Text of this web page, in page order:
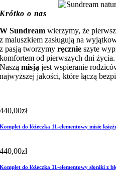
Krótko o nas
W Sundream wierzymy, że
z maluszkiem zasługują na
z pasją tworzymyręcznie szyte
komfortem od pierwszych dni życia.
Nasząmisją jest wspieranie
najwyższej jakości, które łączą
440,00zł
Komplet do łóżeczka 11-elementowy misie
440,00zł
Komplet do łóżeczka 11-elementowy słoniki z